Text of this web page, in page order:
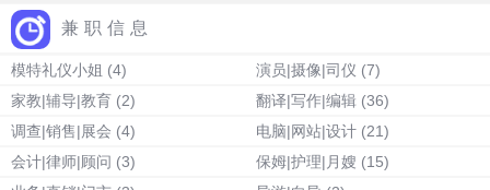
兼职信息
模特礼仪小姐 (4) 演员|摄像|司仪 (7)
家教|辅导|教育 (2) 翻译|写作|编辑 (36)
调查|销售|展会 (4) 电脑|网站|设计 (21)
会计|律师|顾问 (3) 保姆|护理|月嫂 (15)